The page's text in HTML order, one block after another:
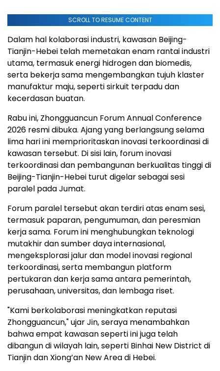
SCROLL TO RESUME CONTENT
Dalam hal kolaborasi industri, kawasan Beijing-
Tianjin-Hebei telah memetakan enam rantai industri
utama, termasuk energi hidrogen dan biomedis,
serta bekerja sama mengembangkan tujuh klaster
manufaktur maju, seperti sirkuit terpadu dan
kecerdasan buatan.
Rabu ini, Zhongguancun Forum Annual Conference
2026 resmi dibuka. Ajang yang berlangsung selama
lima hari ini memprioritaskan inovasi terkoordinasi di
kawasan tersebut. Di sisi lain, forum inovasi
terkoordinasi dan pembangunan berkualitas tinggi di
Beijing-Tianjin-Hebei turut digelar sebagai sesi
paralel pada Jumat.
Forum paralel tersebut akan terdiri atas enam sesi,
termasuk paparan, pengumuman, dan peresmian
kerja sama. Forum ini menghubungkan teknologi
mutakhir dan sumber daya internasional,
mengeksplorasi jalur dan model inovasi regional
terkoordinasi, serta membangun platform
pertukaran dan kerja sama antara pemerintah,
perusahaan, universitas, dan lembaga riset.
"Kami berkolaborasi meningkatkan reputasi
Zhongguancun," ujar Jin, seraya menambahkan
bahwa empat kawasan seperti ini juga telah
dibangun di wilayah lain, seperti Binhai New District di
Tianjin dan Xiong’an New Area di Hebei.